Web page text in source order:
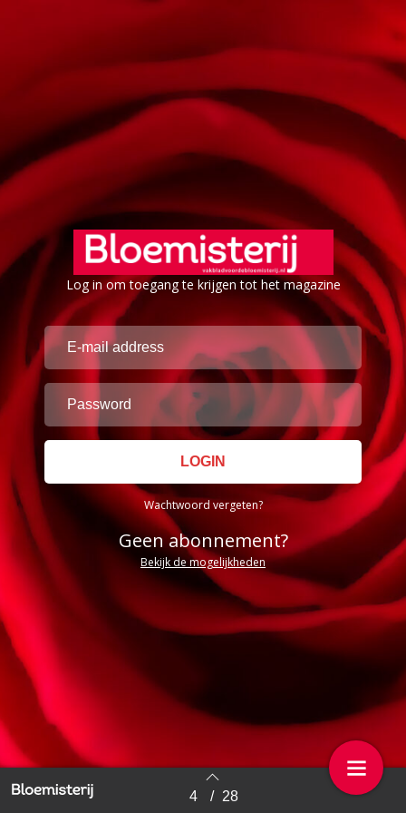
Back to index 4 / 28
Log in om toegang te krijgen tot het magazine
Wachtwoord vergeten?
Geen abonnement?
Bekijk de mogelijkheden